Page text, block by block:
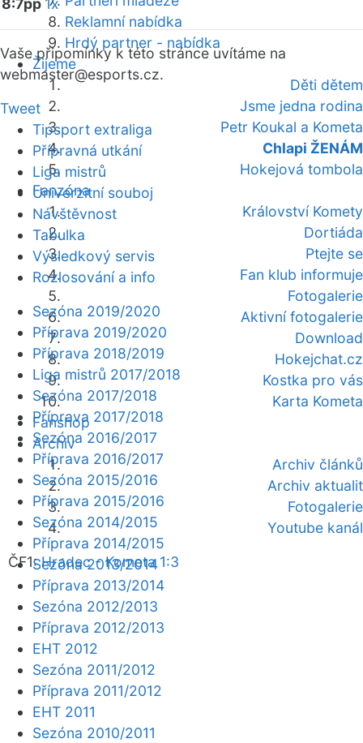
Reklamní nabídka
Hrdý partner - nabídka
Žijeme
Děti dětem
Jsme jedna rodina
Petr Koukal a Kometa
Chlapi ŽENÁM
Hokejová tombola
Fanzóna
Království Komety
Dortiáda
Ptejte se
Fan klub informuje
Fotogalerie
Aktivní fotogalerie
Download
Hokejchat.cz
Kostka pro vás
Karta Kometa
Fanshop
Archiv
Archiv článků
Archiv aktualit
Fotogalerie
Youtube kanál
ČF1:Hradec - Kometa 1:3
8:7pp 1x
Vaše připomínky k této stránce uvítáme na
webmaster@esports.cz.
Tweet
Tipsport extraliga
Přípravná utkání
Liga mistrů
Univerzitní souboj
Návštěvnost
Tabulka
Výsledkový servis
Rozlosování a info
Sezóna 2019/2020
Příprava 2019/2020
Příprava 2018/2019
Liga mistrů 2017/2018
Sezóna 2017/2018
Příprava 2017/2018
Sezóna 2016/2017
Příprava 2016/2017
Sezóna 2015/2016
Příprava 2015/2016
Sezóna 2014/2015
Příprava 2014/2015
Sezóna 2013/2014
Příprava 2013/2014
Sezóna 2012/2013
Příprava 2012/2013
EHT 2012
Sezóna 2011/2012
Příprava 2011/2012
EHT 2011
Sezóna 2010/2011